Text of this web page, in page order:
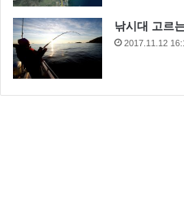
낚시대 고르
2017.11.12